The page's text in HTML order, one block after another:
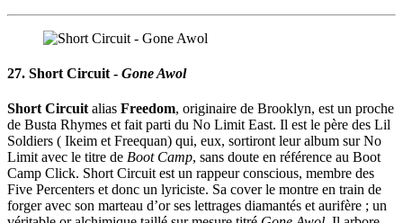
27. Short Circuit - Gone Awol
Short Circuit alias Freedom, originaire de Brooklyn, est un proche
de Busta Rhymes et fait parti du No Limit East. Il est le père des Lil
Soldiers ( Ikeim et Freequan) qui, eux, sortiront leur album sur No
Limit avec le titre de Boot Camp, sans doute en référence au Boot
Camp Click. Short Circuit est un rappeur conscious, membre des
Five Percenters et donc un lyriciste. Sa cover le montre en train de
forger avec son marteau d’or ses lettrages diamantés et aurifère ; un